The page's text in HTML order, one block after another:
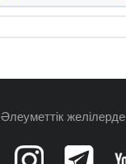
Әлеуметтік желілерде